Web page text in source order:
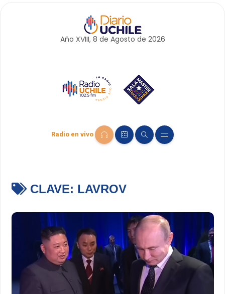
Año XVIII, 8 de Agosto de 2026
Radio en vivo
CLAVE: LAVROV